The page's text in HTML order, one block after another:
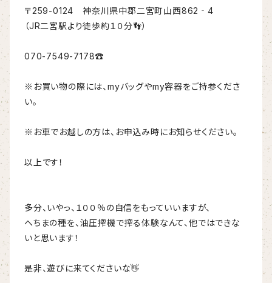
〒259-0124　神奈川県中郡二宮町山西862‐4
（JR二宮駅より徒歩約１０分👣）
070-7549-7178☎
※お買い物の際には、myバッグやmy容器をご持参くださ
い。
※お車でお越しの方は、お申込み時にお知らせください。
以上です！
多分、いやっ、１００％の自信をもっていいますが、
へちまの種を、油圧搾機で搾る体験なんて、他ではできな
いと思います！
是非、遊びに来てくださいな👋